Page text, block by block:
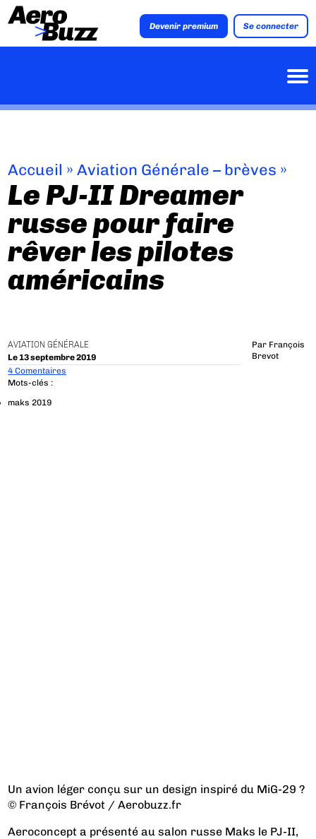
Devenir premium Se connecter
Accueil »Aviation Générale – brèves »
Le PJ-II Dreamer
russe pour faire
rêver les pilotes
américains
AVIATION GÉNÉRALE
Le 13 septembre 2019
Par François
Brevot
4 Comentaires
Mots-clés :
maks 2019
Un avion léger conçu sur un design inspiré du MiG-29 ?
© François Brévot / Aerobuzz.fr
Aeroconcept a présenté au salon russe Maks le PJ-II,